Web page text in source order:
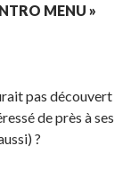
MENU »
pas découvert
de près à ses
?